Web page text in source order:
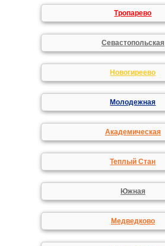
Тропарево
Севастопольская
Новогиреево
Молодежная
Академическая
Теплый Стан
Южная
Медведково